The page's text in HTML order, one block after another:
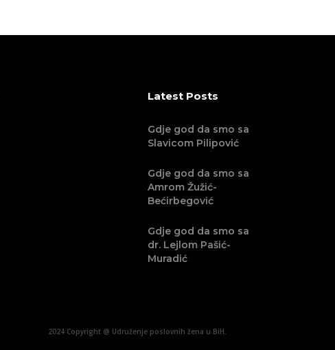
Latest Posts
Gdje god da smo sa
Slavicom Pilipović
Gdje god da smo sa
Amrom Žužić-
Bećirbegović
Gdje god da smo sa
dr. Lejlom Pašić-
Muradić
2024 Copyright @ Udruženje poslovnih žena u BiH.